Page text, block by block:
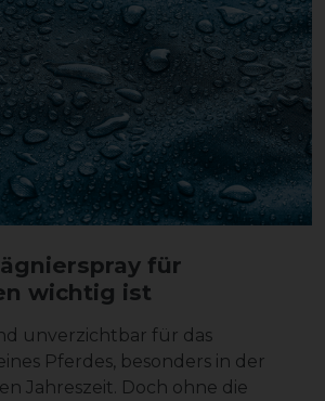
für
wichtig ist
unverzichtbar für das
Pferdes, besonders in der
Jahreszeit. Doch ohne die